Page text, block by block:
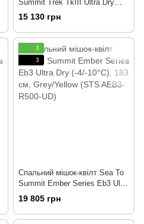
Summit Trek TkIII Ultra Dry
(-5/-11°C), 183 см - Left Zip,
Blue (STS ATK3-R700L-UD)
15 130 грн
3
3
Спальний мішок-квілт Sea To
Summit Ember Series Eb3 Ultra
Dry (-4/-10°C), 183 см,
Grey/Yellow (STS AEB3- R500-
UD)
19 805 грн